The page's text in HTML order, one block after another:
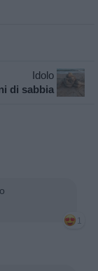
Idolo
di sabbia
1